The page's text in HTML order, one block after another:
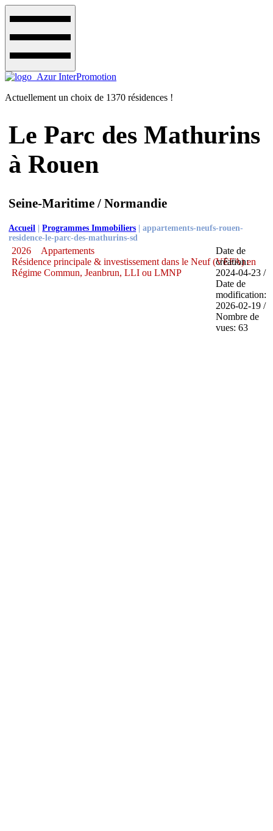
Actuellement un choix de 1370 résidences !
Le Parc des Mathurins
à Rouen
Seine-Maritime / Normandie
Accueil |Programmes Immobiliers |appartements-neufs-rouen-
residence-le-parc-des-mathurins-sd
2026
Appartements
Résidence principale & investissement dans le Neuf (VEFA) en
Régime Commun, Jeanbrun, LLI ou LMNP
Date de
création:
2024-04-23 /
Date de
modification:
2026-02-19 /
Nombre de
vues: 63